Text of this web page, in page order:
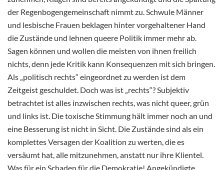
der Regenbogengemeinschaft nimmt zu. Schwule Männer
und lesbische Frauen beklagen hinter vorgehaltener Hand
die Zustände und lehnen queere Politik immer mehr ab.
Sagen können und wollen die meisten von ihnen freilich
nichts, denn jede Kritik kann Konsequenzen mit sich bringen.
Als „politisch rechts“ eingeordnet zu werden ist dem
Zeitgeist geschuldet. Doch was ist „rechts“? Subjektiv
betrachtet ist alles inzwischen rechts, was nicht queer, grün
und links ist. Die toxische Stimmung hält immer noch an und
eine Besserung ist nicht in Sicht. Die Zustände sind als ein
komplettes Versagen der Koalition zu werten, die es
versäumt hat, alle mitzunehmen, anstatt nur ihre Klientel.
Was für ein Schaden für die Demokratie! Angekündigte